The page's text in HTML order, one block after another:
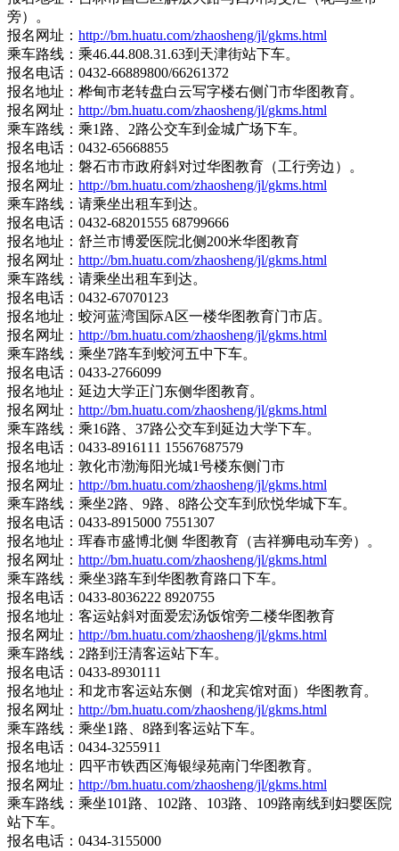
旁）。
报名网址： http://bm.huatu.com/zhaosheng/jl/gkms.html
乘车路线：乘46.44.808.31.63到天津街站下车。
报名电话：0432-66889800/66261372
报名地址：桦甸市老转盘白云写字楼右侧门市华图教育。
报名网址： http://bm.huatu.com/zhaosheng/jl/gkms.html
乘车路线：乘1路、2路公交车到金城广场下车。
报名电话：0432-65668855
报名地址：磐石市市政府斜对过华图教育（工行旁边）。
报名网址： http://bm.huatu.com/zhaosheng/jl/gkms.html
乘车路线：请乘坐出租车到达。
报名电话：0432-68201555 68799666
报名地址：舒兰市博爱医院北侧200米华图教育
报名网址： http://bm.huatu.com/zhaosheng/jl/gkms.html
乘车路线：请乘坐出租车到达。
报名电话：0432-67070123
报名地址：蛟河蓝湾国际A区一楼华图教育门市店。
报名网址： http://bm.huatu.com/zhaosheng/jl/gkms.html
乘车路线：乘坐7路车到蛟河五中下车。
报名电话：0433-2766099
报名地址：延边大学正门东侧华图教育。
报名网址： http://bm.huatu.com/zhaosheng/jl/gkms.html
乘车路线：乘16路、37路公交车到延边大学下车。
报名电话：0433-8916111 15567687579
报名地址：敦化市渤海阳光城1号楼东侧门市
报名网址： http://bm.huatu.com/zhaosheng/jl/gkms.html
乘车路线：乘坐2路、9路、8路公交车到欣悦华城下车。
报名电话：0433-8915000 7551307
报名地址：珲春市盛博北侧 华图教育（吉祥狮电动车旁）。
报名网址： http://bm.huatu.com/zhaosheng/jl/gkms.html
乘车路线：乘坐3路车到华图教育路口下车。
报名电话：0433-8036222 8920755
报名地址：客运站斜对面爱宏汤饭馆旁二楼华图教育
报名网址： http://bm.huatu.com/zhaosheng/jl/gkms.html
乘车路线：2路到汪清客运站下车。
报名电话：0433-8930111
报名地址：和龙市客运站东侧（和龙宾馆对面）华图教育。
报名网址： http://bm.huatu.com/zhaosheng/jl/gkms.html
乘车路线：乘坐1路、8路到客运站下车。
报名电话：0434-3255911
报名地址：四平市铁西区海银绿苑南门华图教育。
报名网址： http://bm.huatu.com/zhaosheng/jl/gkms.html
乘车路线：乘坐101路、102路、103路、109路南线到妇婴医院
站下车。
报名电话：0434-3155000